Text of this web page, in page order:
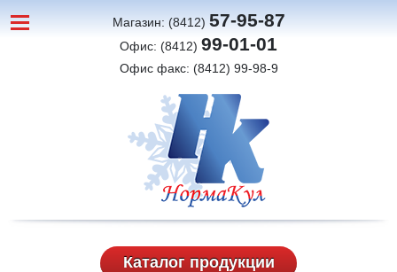
Магазин: (8412) 57-95-87
Офис: (8412) 99-01-01
Офис факс: (8412) 99-98-9
Каталог продукции